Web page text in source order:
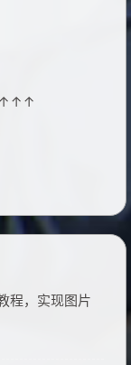
↑↑↑
程，实现图片